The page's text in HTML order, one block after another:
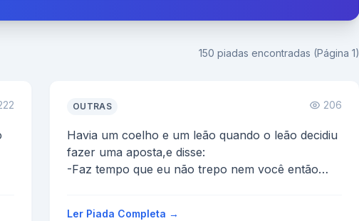
150 piadas encontradas (Página 1)
OUTRAS 206
Havia um coelho e um leão quando o leão decidiu
fazer uma aposta,e disse:
-Faz tempo que eu não trepo nem você então
Ler Piada Completa →